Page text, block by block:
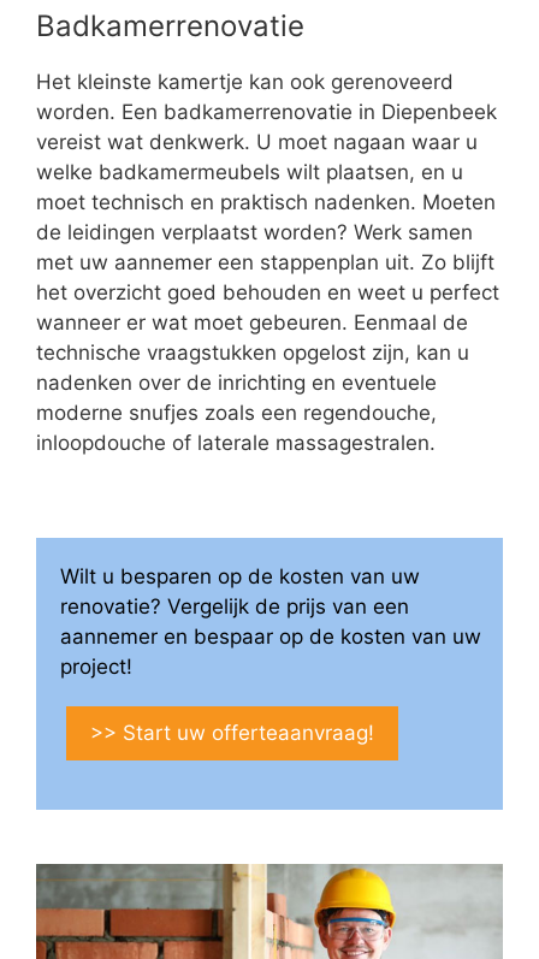
Badkamerrenovatie
Het kleinste kamertje kan ook gerenoveerd
worden. Een badkamerrenovatie in Diepenbeek
vereist wat denkwerk. U moet nagaan waar u
welke badkamermeubels wilt plaatsen, en u
moet technisch en praktisch nadenken. Moeten
de leidingen verplaatst worden? Werk samen
met uw aannemer een stappenplan uit. Zo blijft
het overzicht goed behouden en weet u perfect
wanneer er wat moet gebeuren. Eenmaal de
technische vraagstukken opgelost zijn, kan u
nadenken over de inrichting en eventuele
moderne snufjes zoals een regendouche,
inloopdouche of laterale massagestralen.
Wilt u besparen op de kosten van uw
renovatie? Vergelijk de prijs van een
aannemer en bespaar op de kosten van uw
project!
>> Start uw offerteaanvraag!